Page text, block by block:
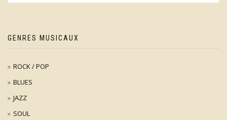
GENRES MUSICAUX
ROCK / POP
BLUES
JAZZ
SOUL